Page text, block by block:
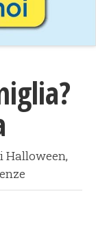
Halloween,